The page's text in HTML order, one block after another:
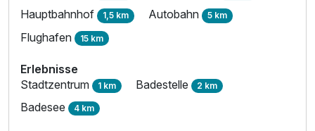
Hauptbahnhof 1,5 km Autobahn 5 km
Flughafen 15 km
Erlebnisse
Stadtzentrum 1 km Badestelle 2 km
Badesee 4 km